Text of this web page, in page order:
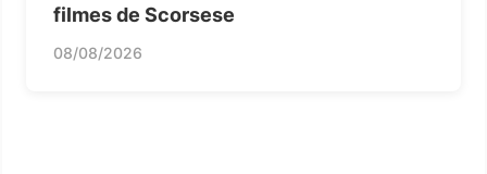
filmes de Scorsese
08/08/2026